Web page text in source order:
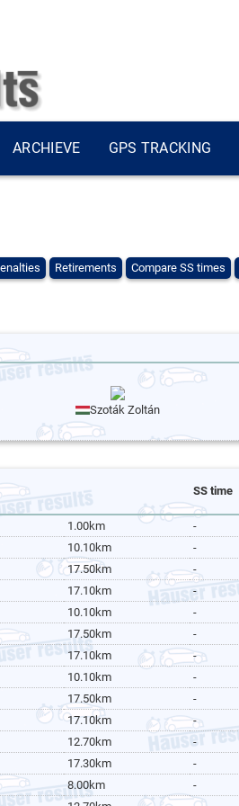
ARCHIEVE GPS TRACKING
Retirements Compare SS times
Szoták Zoltán
SS time
1.00km -
10.10km -
17.50km -
17.10km -
10.10km -
17.50km -
17.10km -
10.10km -
17.50km -
17.10km -
12.70km -
17.30km -
8.00km -